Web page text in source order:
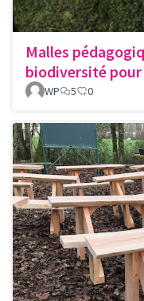
Malles
biodiversité pour
WP 5 0